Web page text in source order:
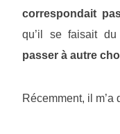
correspondait
qu’il se faisait
passer à autre
Récemment, il m’a